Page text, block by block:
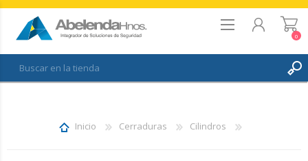
FAVORITOS
0
Inicio Cerraduras Cilindros